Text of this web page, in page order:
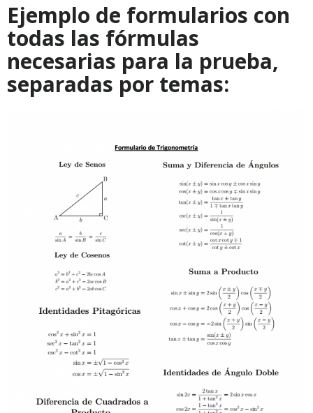
Ejemplo de formularios con
todas las fórmulas
necesarias para la prueba,
separadas por temas: